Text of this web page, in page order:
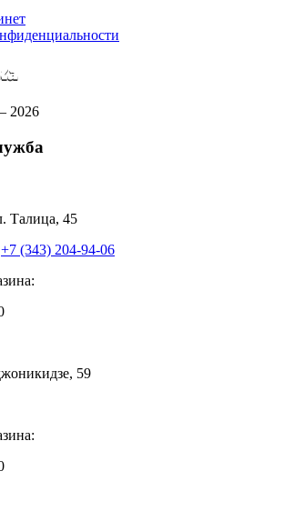
2026
Талица, 45
+7 (343) 204-94-06
59